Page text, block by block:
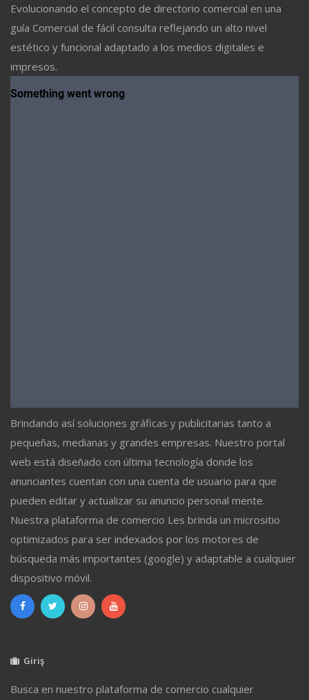
Evolucionando el concepto de directorio comercial en una
guía Comercial de fácil consulta reflejando un alto nivel
estético y funcional adaptado a los medios digitales e
impresos.
Brindando así soluciones gráficas y publicitarias tanto a
pequeñas, medianas y grandes empresas. Nuestro portal
web está diseñado con última tecnología donde los
anunciantes cuentan con una cuenta de usuario para que
pueden editar y actualizar su anuncio personal mente.
Nuestra plataforma de comercio Les brinda un micrositio
optimizados para ser indexados por los motores de
búsqueda más importantes (google) y adaptable a cualquier
dispositivo móvil.
Giriş
Busca en nuestro plataforma de comercio cualquier